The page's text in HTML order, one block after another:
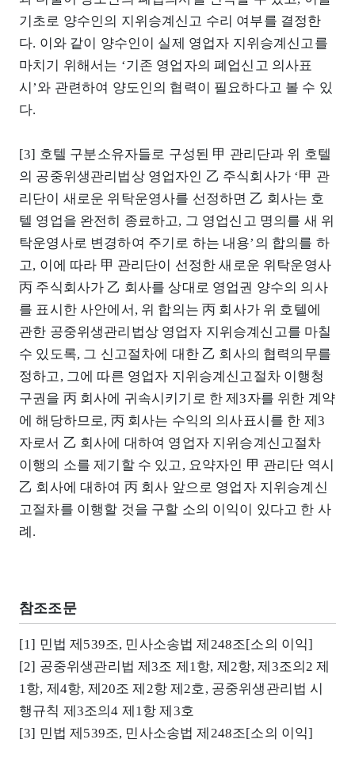
기초로 양수인의 지위승계신고 수리 여부를 결정한
다. 이와 같이 양수인이 실제 영업자 지위승계신고를
마치기 위해서는 ‘기존 영업자의 폐업신고 의사표
시’와 관련하여 양도인의 협력이 필요하다고 볼 수 있
다.
[3] 호텔 구분소유자들로 구성된 甲 관리단과 위 호텔
의 공중위생관리법상 영업자인 乙 주식회사가 ‘甲 관
리단이 새로운 위탁운영사를 선정하면 乙 회사는 호
텔 영업을 완전히 종료하고, 그 영업신고 명의를 새 위
탁운영사로 변경하여 주기로 하는 내용’의 합의를 하
고, 이에 따라 甲 관리단이 선정한 새로운 위탁운영사
丙 주식회사가 乙 회사를 상대로 영업권 양수의 의사
를 표시한 사안에서, 위 합의는 丙 회사가 위 호텔에
관한 공중위생관리법상 영업자 지위승계신고를 마칠
수 있도록, 그 신고절차에 대한 乙 회사의 협력의무를
정하고, 그에 따른 영업자 지위승계신고절차 이행청
구권을 丙 회사에 귀속시키기로 한 제3자를 위한 계약
에 해당하므로, 丙 회사는 수익의 의사표시를 한 제3
자로서 乙 회사에 대하여 영업자 지위승계신고절차
이행의 소를 제기할 수 있고, 요약자인 甲 관리단 역시
乙 회사에 대하여 丙 회사 앞으로 영업자 지위승계신
고절차를 이행할 것을 구할 소의 이익이 있다고 한 사
례.
참조조문
[1] 민법 제539조, 민사소송법 제248조[소의 이익]
[2] 공중위생관리법 제3조 제1항, 제2항, 제3조의2 제
1항, 제4항, 제20조 제2항 제2호, 공중위생관리법 시
행규칙 제3조의4 제1항 제3호
[3] 민법 제539조, 민사소송법 제248조[소의 이익]